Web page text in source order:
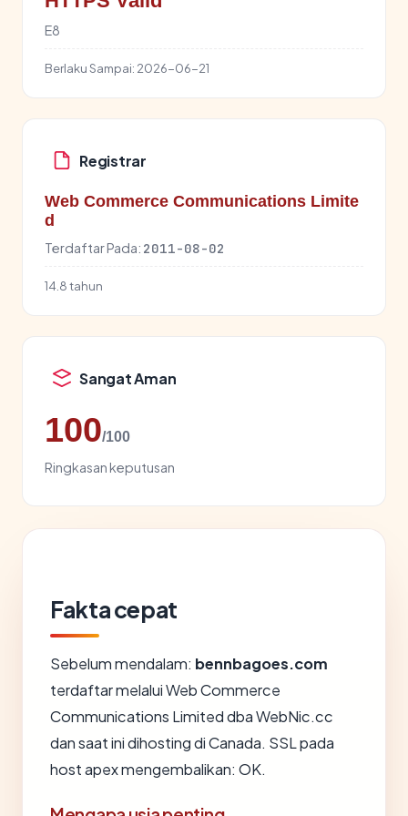
E8
Berlaku Sampai: 2026-06-21
Registrar
Web Commerce Communications Limite
d
Terdaftar Pada: 2011-08-02
14.8 tahun
Sangat Aman
100/100
Ringkasan keputusan
Fakta cepat
Sebelum mendalam: bennbagoes.com
terdaftar melalui Web Commerce
Communications Limited dba WebNic.cc
dan saat ini dihosting di Canada. SSL pada
host apex mengembalikan: OK.